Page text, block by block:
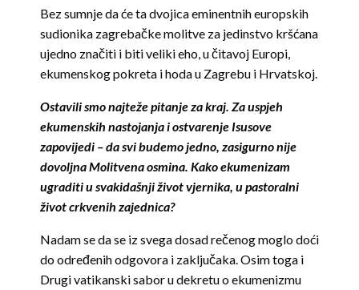
Bez sumnje da će ta dvojica eminentnih europskih
sudionika zagrebačke molitve za jedinstvo kršćana
ujedno značiti i biti veliki eho, u čitavoj Europi,
ekumenskog pokreta i hoda u Zagrebu i Hrvatskoj.
Ostavili smo najteže pitanje za kraj. Za uspjeh
ekumenskih nastojanja i ostvarenje Isusove
zapovijedi – da svi budemo jedno, zasigurno nije
dovoljna Molitvena osmina. Kako ekumenizam
ugraditi u svakidašnji život vjernika, u pastoralni
život crkvenih zajednica?
Nadam se da se iz svega dosad rečenog moglo doći
do određenih odgovora i zaključaka. Osim toga i
Drugi vatikanski sabor u dekretu o ekumenizmu